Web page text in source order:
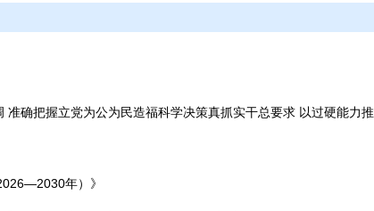
确把握立党为公为民造福科学决策真抓实干总要求 以过硬能力推
年）》